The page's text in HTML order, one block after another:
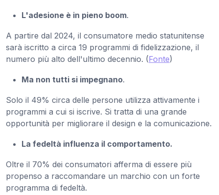
L'adesione è in pieno boom.
A partire dal 2024, il consumatore medio statunitense
sarà iscritto a circa 19 programmi di fidelizzazione, il
numero più alto dell'ultimo decennio. (Fonte)
Ma non tutti si impegnano.
Solo il 49% circa delle persone utilizza attivamente i
programmi a cui si iscrive. Si tratta di una grande
opportunità per migliorare il design e la comunicazione.
La fedeltà influenza il comportamento.
Oltre il 70% dei consumatori afferma di essere più
propenso a raccomandare un marchio con un forte
programma di fedeltà.